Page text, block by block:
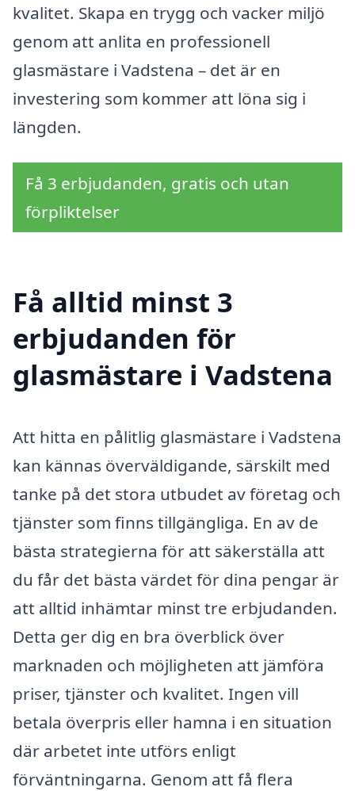
kvalitet. Skapa en trygg och vacker miljö
genom att anlita en professionell
glasmästare i Vadstena – det är en
investering som kommer att löna sig i
längden.
Få 3 erbjudanden, gratis och utan
förpliktelser
Få alltid minst 3
erbjudanden för
glasmästare i Vadstena
Att hitta en pålitlig glasmästare i Vadstena
kan kännas överväldigande, särskilt med
tanke på det stora utbudet av företag och
tjänster som finns tillgängliga. En av de
bästa strategierna för att säkerställa att
du får det bästa värdet för dina pengar är
att alltid inhämtar minst tre erbjudanden.
Detta ger dig en bra överblick över
marknaden och möjligheten att jämföra
priser, tjänster och kvalitet. Ingen vill
betala överpris eller hamna i en situation
där arbetet inte utförs enligt
förväntningarna. Genom att få flera